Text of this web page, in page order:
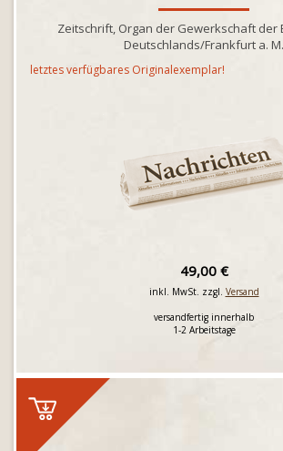
Zeitschrift, Organ der Gewerkschaft der
Deutschlands/Frankfurt a. M.
letztes verfügbares Originalexemplar!
49,00 €
inkl. MwSt. zzgl. Versand
versandfertig innerhalb
1-2 Arbeitstage